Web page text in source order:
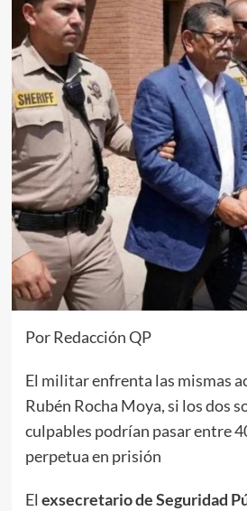
Por Redacción QP
El militar enfrenta las mismas
Rubén Rocha Moya, si los dos
culpables podrían pasar entre
perpetua en prisión
El exsecretario de Seguridad